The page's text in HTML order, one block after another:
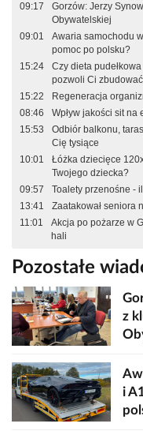
09:17
Gorzów: Jerzy
Obywatelskiej
09:01
Awaria samochodu
pomoc po polsku?
15:24
Czy dieta
pozwoli Ci
15:22
Regeneracja
08:46
Wpływ jakości sit
15:53
Odbiór balkonu,
Cię tysiące
10:01
Łóżka dziecięce
Twojego dziecka?
09:57
Toalety przenośne -
13:41
Zaatakował seniora
11:01
Akcja po pożarze w
hali
Pozostałe
z
i